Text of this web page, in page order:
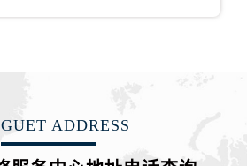
ADDRESS